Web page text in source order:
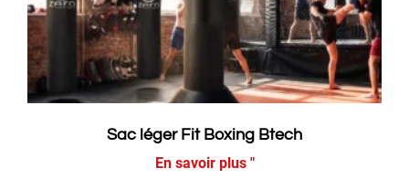
Sac léger Fit Boxing Btech
En savoir plus "